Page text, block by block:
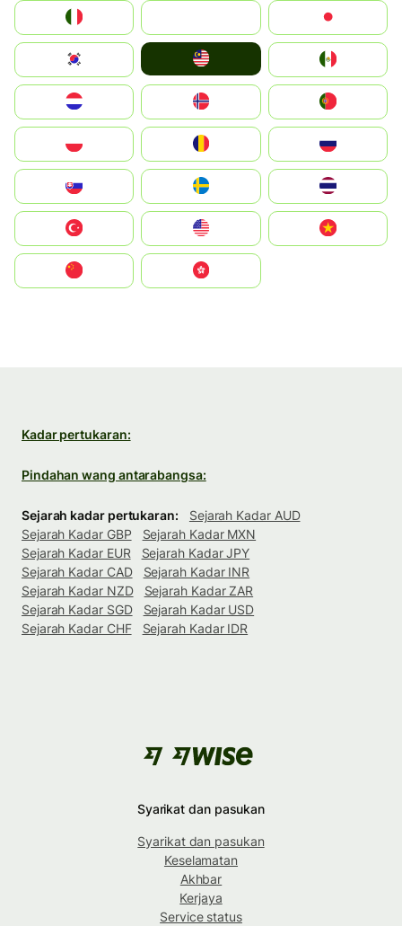
South Korea
United States
中國香港特別行政區
Kadar pertukaran:
Pindahan wang antarabangsa:
Sejarah kadar pertukaran:
Sejarah Kadar AUD
Sejarah Kadar GBP
Sejarah Kadar MXN
Sejarah Kadar EUR
Sejarah Kadar JPY
Sejarah Kadar CAD
Sejarah Kadar INR
Sejarah Kadar NZD
Sejarah Kadar ZAR
Sejarah Kadar SGD
Sejarah Kadar USD
Sejarah Kadar CHF
Sejarah Kadar IDR
Syarikat dan pasukan
Syarikat dan pasukan
Keselamatan
Akhbar
Kerjaya
Service status